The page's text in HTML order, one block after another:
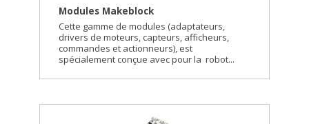
Modules Makeblock
Cette gamme de modules (adaptateurs,
drivers de moteurs, capteurs, afficheurs,
commandes et actionneurs), est
spécialement conçue avec pour la robot...